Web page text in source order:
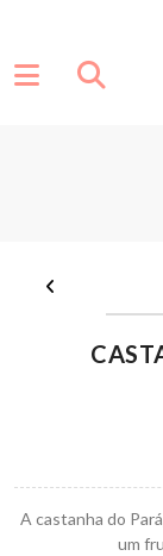
A castanha do
um